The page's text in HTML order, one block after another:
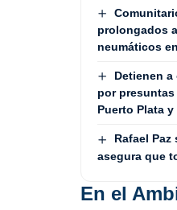
prolongados
neumáticos
Detienen
por
Puerto Plata
Rafael
asegura que
En el